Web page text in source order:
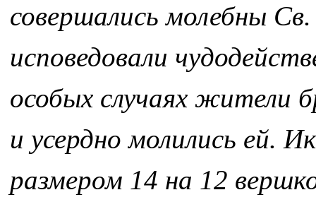
совершались молебны
исповедовали
особых случаях жители
и усердно молились ей.
размером 14 на 12